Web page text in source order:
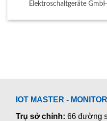
Elektroschaltgeräte
IOT MASTER -
Trụ sở chính:66 đường